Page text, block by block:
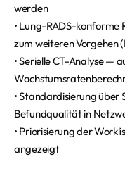
werden
• Lung-RADS-
zum weiteren Vorgehen
• Serielle CT-Analyse —
• Standardisierung
Befundqualität in
• Priorisierung der
angezeigt